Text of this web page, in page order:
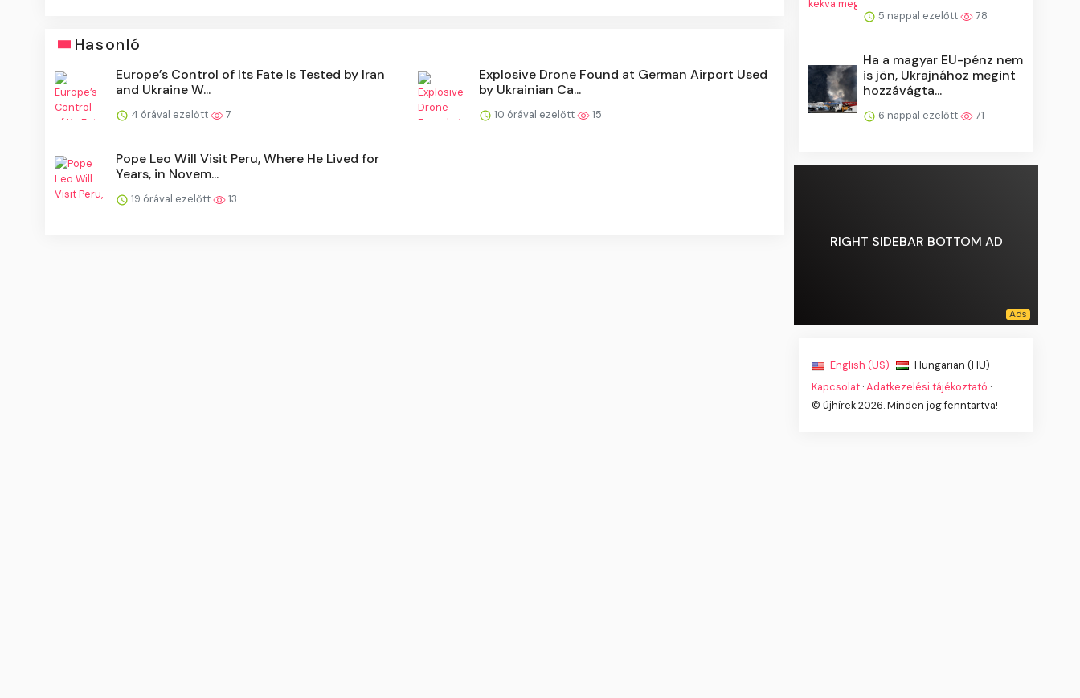
Hasonló
Europe’s Control of Its Fate Is Tested by Iran
and Ukraine W...
4 órával ezelőtt 7
Explosive Drone Found at German Airport Used
by Ukrainian Ca...
10 órával ezelőtt 15
Pope Leo Will Visit Peru, Where He Lived for
Years, in Novem...
19 órával ezelőtt 13
5 nappal ezelőtt 78
Ha a magyar EU-pénz nem
is jön, Ukrajnához megint
hozzávágta...
6 nappal ezelőtt 71
RIGHT SIDEBAR BOTTOM AD
English (US) ·
Hungarian (HU) ·
Kapcsolat ·Adatkezelési tájékoztató ·
© újhírek 2026. Minden jog fenntartva!